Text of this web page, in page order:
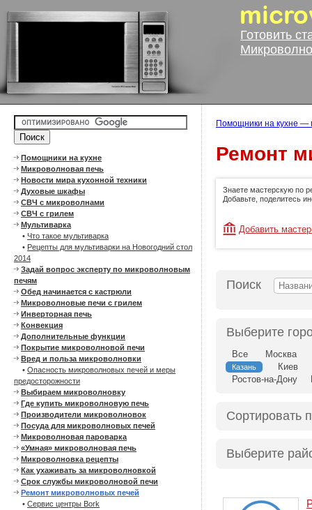
Готовить
Помощники на кухне
Микроволновая печь
Новости мира кухонной техники
Духовые шкафы
СВЧ с микроволнами
СВЧ с грилем
Мультиварка
• Что такое мультиварка
• Рецепты для мультиварки на Новогодний стол
2014
Задай вопрос эксперту по микроволновым
печям
Обед начинается с кастрюли
Микроволновые печи с грилем
Инверторная печь
Конвекция
Дополнительные функции
Покрытие микроволновой печи
Вред и польза микроволновки
• Опасность микроволновых печей и меры
предосторожности
Выбираем микроволновку
Где купить микроволновую печь
Производители микроволновок
Посуда для микроволновых печей
Микроволновая пароварка
«Умная» микроволновая печь
Микроволновка рецепты
Как ухаживать за микроволновкой
Срок службы микроволновой печи
Ремонт микроволновых печей
• Сервис центры Bork
Помощники на кухне —
Ремонт
Знаете мастерскую по
Добавьте, поделитесь
Добавить
Поиск
Выберите
Все Москва
Казань
Киев
Ростов-на-Дону
Сортировать
Выберите